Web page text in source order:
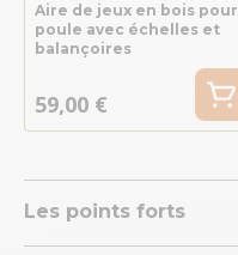
Aire de jeux en bois pour
poule avec échelles et
balançoires
59,00 €
Les points forts